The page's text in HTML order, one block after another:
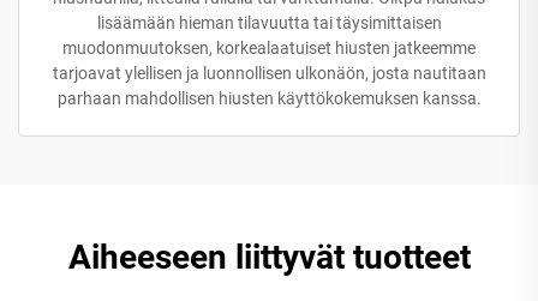
lisäämään hieman tilavuutta tai täysimittaisen
muodonmuutoksen, korkealaatuiset hiusten jatkeemme
tarjoavat ylellisen ja luonnollisen ulkonäön, josta nautitaan
parhaan mahdollisen hiusten käyttökokemuksen kanssa.
Aiheeseen liittyvät tuotteet